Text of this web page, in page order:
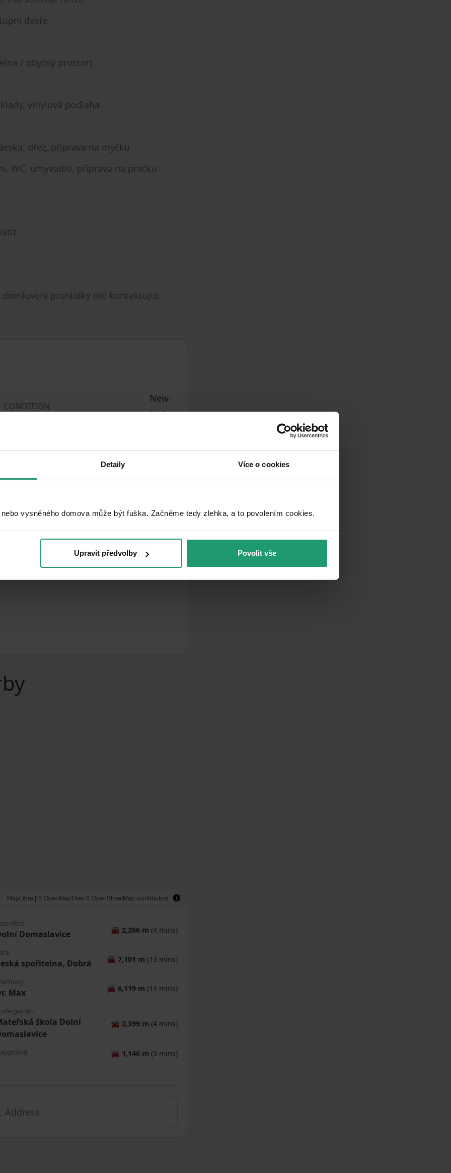
Detaily Více o cookies
vysněného domova může být fuška. Začněme tedy zlehka, a to povolením cookies.​
Upravit předvolby Povolit vše
dveře
/ obytný prostor)
vinylová podlaha
dřez, příprava na myčku
WC, umyvadlo, příprava na pračku
domluvení prohlídky mě kontaktujte.
CONDITION
New-
build
LAND SPACE 1m²
MapLibre | © OpenMapTiles © OpenStreetMap contributors
office
Domaslavice 🚘 2,266 m (4 mins)
spořitelna, Dobrá 🚘 7,101 m (13 mins)
Max 🚘 6,119 m (11 mins)
škola Dolní
🚘 2,399 m (4 mins)
🚘 1,146 m (3 mins)